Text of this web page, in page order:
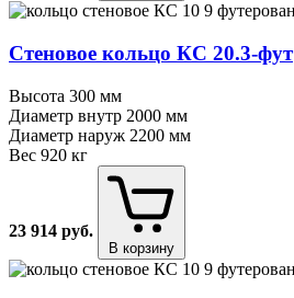
Стеновое кольцо КС 20.3⁠-⁠фут
Высота 300 мм
Диаметр внутр 2000 мм
Диаметр наруж 2200 мм
Вес 920 кг
23 914 руб.
В корзину